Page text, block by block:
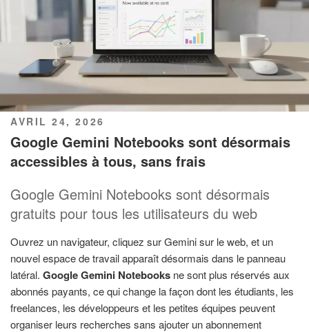
PUBLIÉ
LE
AVRIL 24, 2026
Google Gemini Notebooks sont désormais
accessibles à tous, sans frais
Google Gemini Notebooks sont désormais
gratuits pour tous les utilisateurs du web
Ouvrez un navigateur, cliquez sur Gemini sur le web, et un
nouvel espace de travail apparaît désormais dans le panneau
latéral. Google Gemini Notebooks ne sont plus réservés aux
abonnés payants, ce qui change la façon dont les étudiants, les
freelances, les développeurs et les petites équipes peuvent
organiser leurs recherches sans ajouter un abonnement